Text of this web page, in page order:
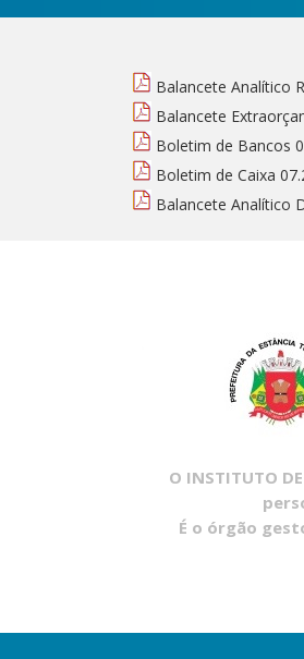
Balancete Analítico
Balancete
Boletim de Bancos
Boletim de Caixa
Balancete Analítico
O INSTITUTO
É o órgão